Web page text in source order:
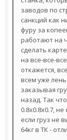
заводов по
санкций как
фуру за
работают на
сделать
на все-все-
откажется,
всем уже
заказывая
назад. Так
0.8х0.8х0.7,
если груз не
64кг в ТК -